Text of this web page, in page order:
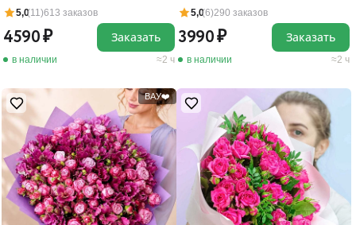
5,0(11)613 заказов
4590
в наличии 2 ч
Заказать
5,0(6)290 заказов
3990
в наличии 2 ч
Заказать
ВАУ❤️